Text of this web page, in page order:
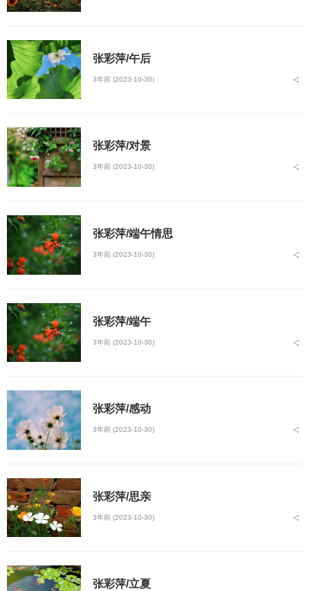
张彩萍/午后
3年前 (2023-10-30)
张彩萍/对景
3年前 (2023-10-30)
张彩萍/端午情思
3年前 (2023-10-30)
张彩萍/端午
3年前 (2023-10-30)
张彩萍/感动
3年前 (2023-10-30)
张彩萍/思亲
3年前 (2023-10-30)
张彩萍/立夏